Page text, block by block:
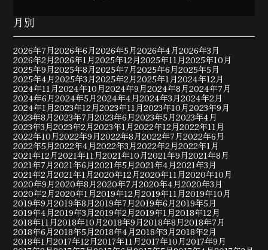
月別
2026年7月2026年6月2026年5月2026年4月2026年3月
2026年2月2026年1月2025年12月2025年11月2025年10月
2025年9月2025年8月2025年7月2025年6月2025年5月
2025年4月2025年3月2025年2月2025年1月2024年12月
2024年11月2024年10月2024年9月2024年8月2024年7月
2024年6月2024年5月2024年4月2024年3月2024年2月
2024年1月2023年12月2023年11月2023年10月2023年9月
2023年8月2023年7月2023年6月2023年5月2023年4月
2023年3月2023年2月2023年1月2022年12月2022年11月
2022年10月2022年9月2022年8月2022年7月2022年6月
2022年5月2022年4月2022年3月2022年2月2022年1月
2021年12月2021年11月2021年10月2021年9月2021年8月
2021年7月2021年6月2021年5月2021年4月2021年3月
2021年2月2021年1月2020年12月2020年11月2020年10月
2020年9月2020年8月2020年7月2020年4月2020年3月
2020年2月2020年1月2019年12月2019年11月2019年10月
2019年9月2019年8月2019年7月2019年6月2019年5月
2019年4月2019年3月2019年2月2019年1月2018年12月
2018年11月2018年10月2018年9月2018年8月2018年7月
2018年6月2018年5月2018年4月2018年3月2018年2月
2018年1月2017年12月2017年11月2017年10月2017年9月